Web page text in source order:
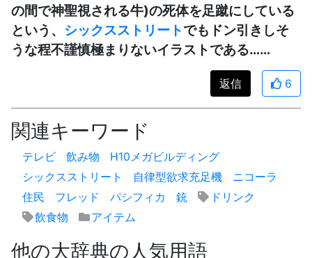
の間で神聖視される牛)の死体を足蹴にしている
という、 シックスストリートでもドン引きしそ
うな程不謹慎極まりないイラストである……
返信 6
関連キーワード
テレビ 飲み物
H10メガビルディング
シックスストリート
自律型欲求充足機
ニコーラ
住民
フレッド パシフィカ 銃
ドリンク
飲食物
アイテム
他の大辞典の人気用語